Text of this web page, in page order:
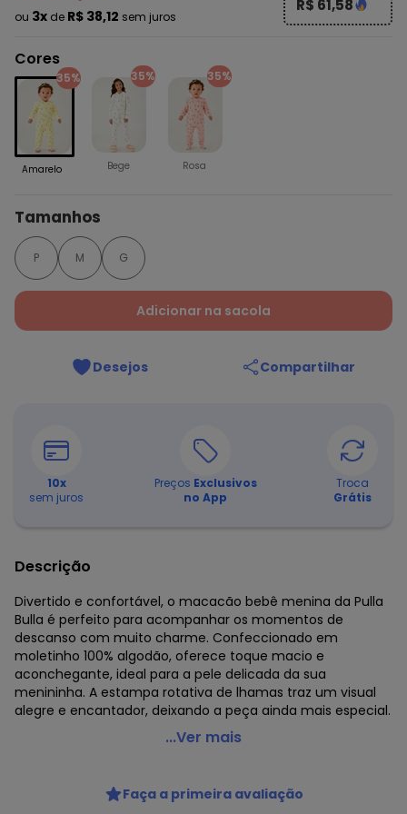
ou 3x de R$ 38,12 sem juros
R$ 61,58
Cores
35%
Amarelo
35%
Bege
35%
Rosa
Tamanhos
P M G
Adicionar na sacola
Desejos Compartilhar
10x
sem juros
Preços Exclusivos
no App
Troca
Grátis
Descrição
Divertido e confortável, o macacão bebê menina da Pulla
Bulla é perfeito para acompanhar os momentos de
descanso com muito charme. Confeccionado em
moletinho 100% algodão, oferece toque macio e
aconchegante, ideal para a pele delicada da sua
menininha. A estampa rotativa de lhamas traz um visual
alegre e encantador, deixando a peça ainda mais especial.
Pulla Bulla - Macacão Moletinho Amarelo
Comprimento da Manga: Longa
Comprimento: Longo
...Ver mais
Faça a primeira avaliação